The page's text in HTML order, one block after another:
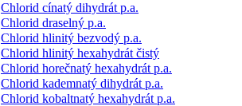
Chlorid cínatý dihydrát p.a.
Chlorid draselný p.a.
Chlorid hlinitý bezvodý p.a.
Chlorid hlinitý hexahydrát čistý
Chlorid horečnatý hexahydrát p.a.
Chlorid kademnatý dihydrát p.a.
Chlorid kobaltnatý hexahydrát p.a.